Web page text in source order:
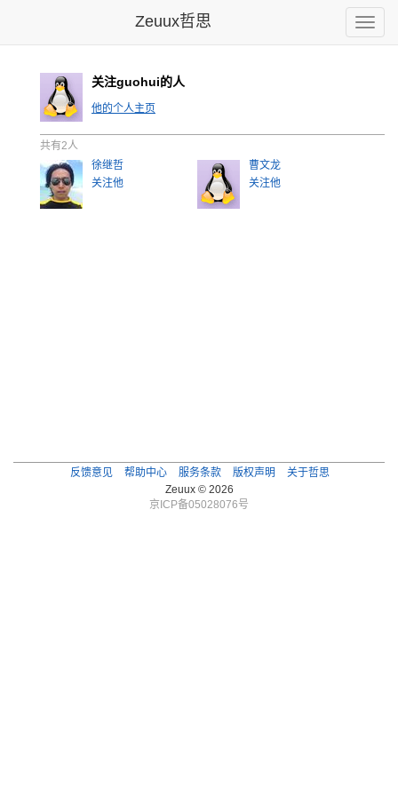
Toggle
Zeuux哲思
关注guohui的人
他的个人主页
共有2人
徐继哲
关注他
曹文龙
关注他
反馈意见 帮助中心 服务条款 版权声明
关于哲思
Zeuux © 2026
京ICP备05028076号